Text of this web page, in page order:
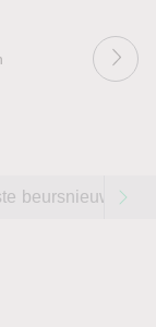
beursnieuws